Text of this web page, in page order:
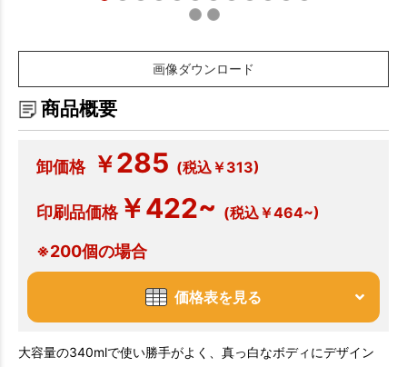
画像ダウンロード
商品概要
卸価格 ￥285 (税込￥313)
印刷品価格￥422~ (税込￥464~)
※200個の場合
価格表を見る
大容量の340mlで使い勝手がよく、真っ白なボディにデザイン